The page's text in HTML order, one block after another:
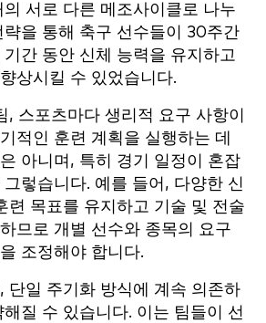
서로 다른 메조사이클로 나누
략을 통해 축구 선수들이 30주간
간 동안 신체 능력을 유지하고
상시킬 수 있었습니다.
, 스포츠마다 생리적 요구 사항이
적인 훈련 계획을 실행하는 데
아니며, 특히 경기 일정이 혼잡
렇습니다. 예를 들어, 다양한 신
련 목표를 유지하고 기술 및 전술
므로 개별 선수와 종목의 요구
조정해야 합니다.
단일 주기화 방식에 계속 의존하
질 수 있습니다. 이는 팀들이 선